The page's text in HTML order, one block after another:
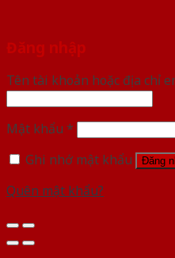
Đăng nhập
Tên tài khoản hoặc địa chỉ
Mật khẩu *
Ghi nhớ mật khẩu
Đăng
Quên mật khẩu?